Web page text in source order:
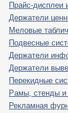
Прайс-дисплеи
Держатели
Меловые
Подвесные
Держатели
Держатели
Перекидные
Рамы, стенды и
Рекламная